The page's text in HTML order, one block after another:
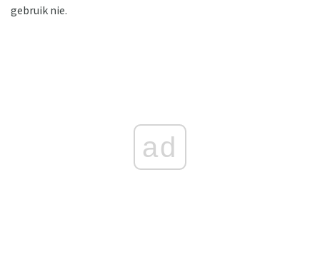
gebruik nie.
ad